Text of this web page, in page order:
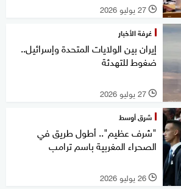
l 27 يوليو 2026
غرفة الأخبار
إيران بين الولايات المتحدة وإسرائيل..
ضغوط للتهدئة
l 27 يوليو 2026
شرق أوسط
"شرف عظيم".. أطول طريق في
الصحراء المغربية باسم ترامب
l 26 يوليو 2026